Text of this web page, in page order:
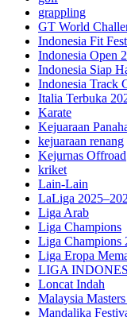
grappling
GT World
Indonesia Fit
Indonesia Open
Indonesia Siap
Indonesia Track
Italia Terbuka
Karate
Kejuaraan
kejuaraan renang
Kejurnas Offroad
kriket
Lain-Lain
LaLiga
Liga Arab
Liga Champions
Liga Champions
Liga Eropa
LIGA
Loncat Indah
Malaysia
Mandalika